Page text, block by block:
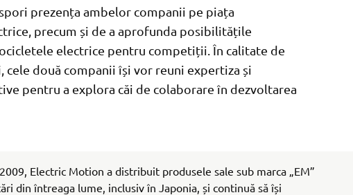
prezența ambelor companii pe piața
precum și de a aprofunda posibilitățile
electrice pentru competiții. În calitate de
cele două companii își vor reuni expertiza și
pentru a explora căi de colaborare în dezvoltarea
Electric Motion a distribuit produsele sale sub marca „EM”
din întreaga lume, inclusiv în Japonia, și continuă să își